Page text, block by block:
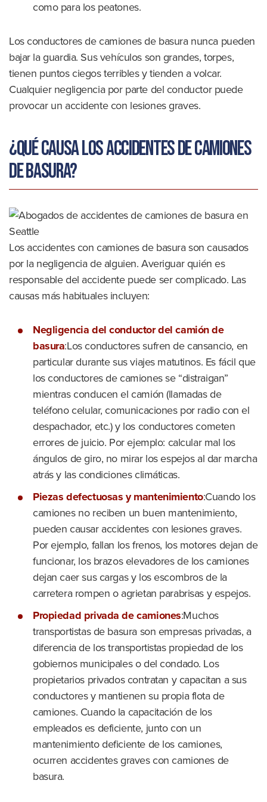
como para los peatones.
Los conductores de camiones de basura nunca pueden
bajar la guardia. Sus vehículos son grandes, torpes,
tienen puntos ciegos terribles y tienden a volcar.
Cualquier negligencia por parte del conductor puede
provocar un accidente con lesiones graves.
¿Qué causa los accidentes de camiones
de basura?
Los accidentes con camiones de basura son causados
por la negligencia de alguien. Averiguar quién es
responsable del accidente puede ser complicado. Las
causas más habituales incluyen:
Negligencia del conductor del camión de
basura:Los conductores sufren de cansancio, en
particular durante sus viajes matutinos. Es fácil que
los conductores de camiones se “distraigan”
mientras conducen el camión (llamadas de
teléfono celular, comunicaciones por radio con el
despachador, etc.) y los conductores cometen
errores de juicio. Por ejemplo: calcular mal los
ángulos de giro, no mirar los espejos al dar marcha
atrás y las condiciones climáticas.
Piezas defectuosas y mantenimiento:Cuando los
camiones no reciben un buen mantenimiento,
pueden causar accidentes con lesiones graves.
Por ejemplo, fallan los frenos, los motores dejan de
funcionar, los brazos elevadores de los camiones
dejan caer sus cargas y los escombros de la
carretera rompen o agrietan parabrisas y espejos.
Propiedad privada de camiones:Muchos
transportistas de basura son empresas privadas, a
diferencia de los transportistas propiedad de los
gobiernos municipales o del condado. Los
propietarios privados contratan y capacitan a sus
conductores y mantienen su propia flota de
camiones. Cuando la capacitación de los
empleados es deficiente, junto con un
mantenimiento deficiente de los camiones,
ocurren accidentes graves con camiones de
basura.